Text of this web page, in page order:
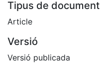
Tipus de document
Article
Versió
Versió publicada